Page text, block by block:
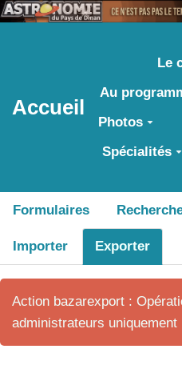
Accueil
Le
Au
Photos
Spécialités
Formulaires
Importer Exporter
Action bazarexport :
administrateurs uniquement